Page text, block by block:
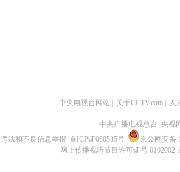
中央电视台网站 关于CCTV.com 人
中央广播电视总台 央视
违法和不良信息举报 京ICP证060535号
京公网安备
网上传播视听节目许可证号 0102002